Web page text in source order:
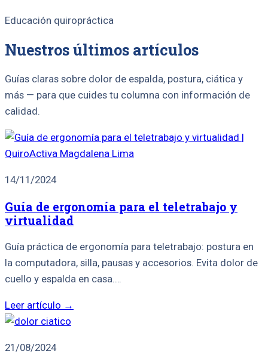
Educación quiropráctica
Nuestros últimos artículos
Guías claras sobre dolor de espalda, postura, ciática y
más — para que cuides tu columna con información de
calidad.
14/11/2024
Guía de ergonomía para el teletrabajo y
virtualidad
Guía práctica de ergonomía para teletrabajo: postura en
la computadora, silla, pausas y accesorios. Evita dolor de
cuello y espalda en casa.…
Leer artículo →
21/08/2024